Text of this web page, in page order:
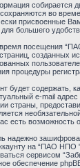
собирается
во
присвоенные
большего
посещения
созданных
процедуры
будет содержать,
e-mail
страны,
есть возможность
надежно
на “ПАО НПО
сервисом
обеспечение